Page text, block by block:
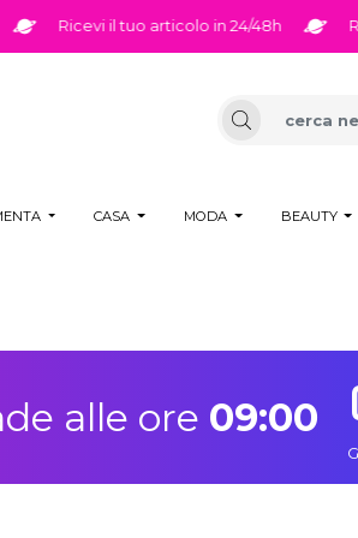
Ricevi il tuo articolo in 24/48h Ricevi
CASA MODA BEAUTY
alle ore 09:00